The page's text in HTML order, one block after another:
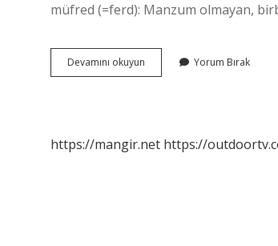
müfred (=ferd): Manzum olmayan,
Devamını okuyun
Beyit
Yorum Bırak
https://mangir.net https://